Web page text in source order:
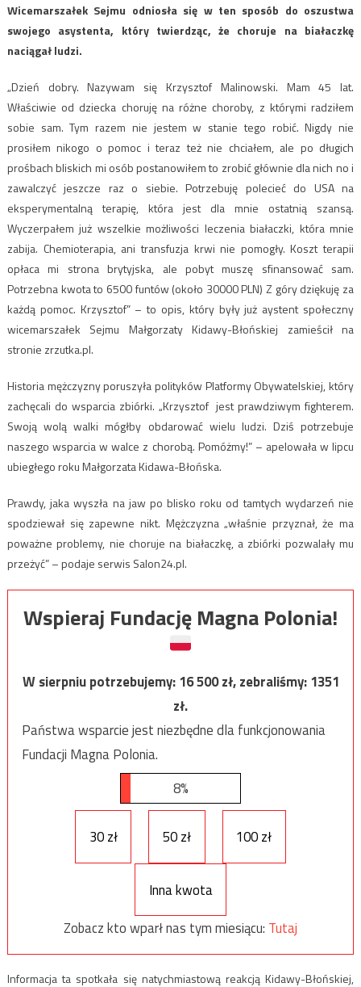
Wicemarszałek Sejmu odniosła się w ten sposób do oszustwa
swojego asystenta, który twierdząc, że choruje na białaczkę
naciągał ludzi.
„Dzień dobry. Nazywam się Krzysztof Malinowski. Mam 45 lat.
Właściwie od dziecka choruję na różne choroby, z którymi radziłem
sobie sam. Tym razem nie jestem w stanie tego robić. Nigdy nie
prosiłem nikogo o pomoc i teraz też nie chciałem, ale po długich
prośbach bliskich mi osób postanowiłem to zrobić głównie dla nich no i
zawalczyć jeszcze raz o siebie. Potrzebuję polecieć do USA na
eksperymentalną terapię, która jest dla mnie ostatnią szansą.
Wyczerpałem już wszelkie możliwości leczenia białaczki, która mnie
zabija. Chemioterapia, ani transfuzja krwi nie pomogły. Koszt terapii
opłaca mi strona brytyjska, ale pobyt muszę sfinansować sam.
Potrzebna kwota to 6500 funtów (około 30000 PLN) Z góry dziękuję za
każdą pomoc. Krzysztof” – to opis, który były już aystent społeczny
wicemarszałek Sejmu Małgorzaty Kidawy-Błońskiej zamieścił na
stronie zrzutka.pl.
Historia mężczyzny poruszyła polityków Platformy Obywatelskiej, który
zachęcali do wsparcia zbiórki. „Krzysztof ⁩ jest prawdziwym fighterem.
Swoją wolą walki mógłby obdarować wielu ludzi. Dziś potrzebuje
naszego wsparcia w walce z chorobą. Pomóżmy!” – apelowała w lipcu
ubiegłego roku Małgorzata Kidawa-Błońska.
Prawdy, jaka wyszła na jaw po blisko roku od tamtych wydarzeń nie
spodziewał się zapewne nikt. Mężczyzna „właśnie przyznał, że ma
poważne problemy, nie choruje na białaczkę, a zbiórki pozwalały mu
przeżyć” – podaje serwis Salon24.pl.
Wspieraj Fundację Magna Polonia!
W sierpniu potrzebujemy:16 500zł, zebraliśmy:1351
zł.
Państwa wsparcie jest niezbędne dla funkcjonowania
Fundacji Magna Polonia.
8%
30 zł 50 zł 100 zł
Inna kwota
Zobacz kto wparł nas tym miesiącu: Tutaj
Informacja ta spotkała się natychmiastową reakcją Kidawy-Błońskiej,